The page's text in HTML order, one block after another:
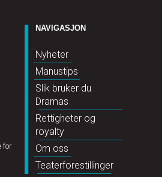
for
NAVIGASJON
Nyheter
Manustips
Slik bruker du
Dramas
Rettigheter og
royalty
Om oss
Teaterforestillinger